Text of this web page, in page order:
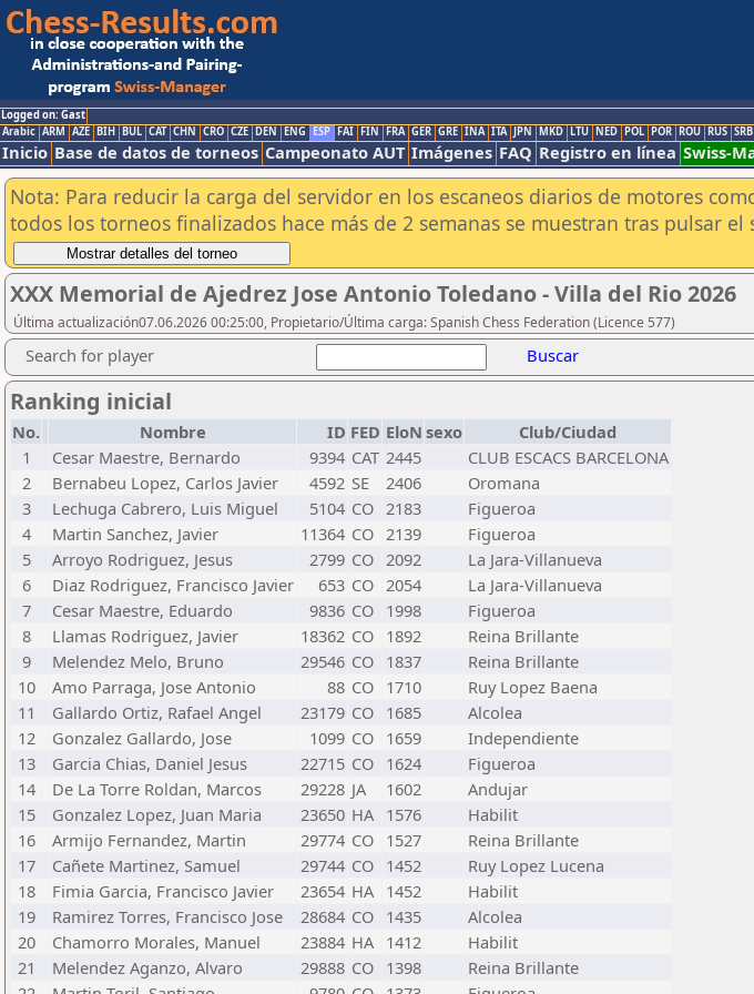
Logged on: Gast
Arabic ARM AZE BIH BUL CAT CHN CRO CZE DEN ENG ESP FAI FIN FRA GER GRE INA ITA JPN MKD LTU NED POL POR ROU RUS SRB
Inicio Base de datos de torneos Campeonato AUT Imágenes FAQ Registro en línea Swiss-
Nota: Para reducir la carga del servidor en los escaneos diarios de motores
todos los torneos finalizados hace más de 2 semanas se muestran tras pulsar
XXX Memorial de Ajedrez Jose Antonio Toledano - Villa del Rio 2026
Última actualización07.06.2026 00:25:00, Propietario/Última carga: Spanish Chess Federation (Licence 577)
Search for player Buscar
Ranking inicial
No. Nombre ID FED EloN sexo
Club/Ciudad
1
Cesar Maestre, Bernardo 9394 CAT 2445
CLUB ESCACS BARCELONA
2
Bernabeu Lopez, Carlos Javier 4592 SE 2406
Oromana
3
Lechuga Cabrero, Luis Miguel 5104 CO 2183
Figueroa
4
Martin Sanchez, Javier 11364 CO 2139
Figueroa
5
Arroyo Rodriguez, Jesus 2799 CO 2092
La Jara-Villanueva
6
Diaz Rodriguez, Francisco Javier 653 CO 2054
La Jara-Villanueva
7
Cesar Maestre, Eduardo 9836 CO 1998
Figueroa
8
Llamas Rodriguez, Javier 18362 CO 1892
Reina Brillante
9
Melendez Melo, Bruno 29546 CO 1837
Reina Brillante
10
Amo Parraga, Jose Antonio 88 CO 1710
Ruy Lopez Baena
11
Gallardo Ortiz, Rafael Angel 23179 CO 1685
Alcolea
12
Gonzalez Gallardo, Jose 1099 CO 1659
Independiente
13
Garcia Chias, Daniel Jesus 22715 CO 1624
Figueroa
14
De La Torre Roldan, Marcos 29228 JA 1602
Andujar
15
Gonzalez Lopez, Juan Maria 23650 HA 1576
Habilit
16
Armijo Fernandez, Martin 29774 CO 1527
Reina Brillante
17
Cañete Martinez, Samuel 29744 CO 1452
Ruy Lopez Lucena
18
Fimia Garcia, Francisco Javier 23654 HA 1452
Habilit
19
Ramirez Torres, Francisco Jose 28684 CO 1435
Alcolea
20
Chamorro Morales, Manuel 23884 HA 1412
Habilit
21
Melendez Aganzo, Alvaro 29888 CO 1398
Reina Brillante